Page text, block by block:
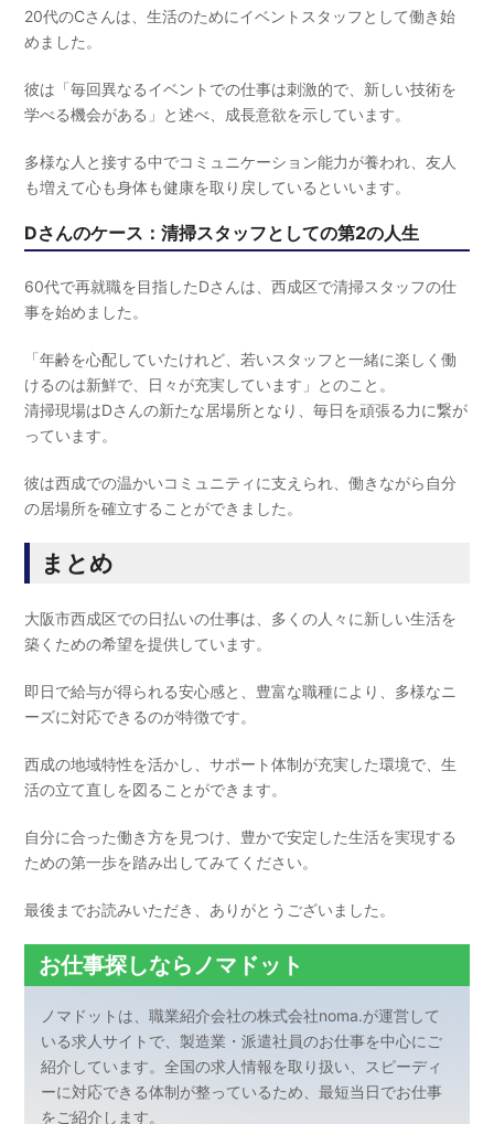
20代のCさんは、生活のためにイベントスタッフとして働き始
めました。
彼は「毎回異なるイベントでの仕事は刺激的で、新しい技術を
学べる機会がある」と述べ、成長意欲を示しています。
多様な人と接する中でコミュニケーション能力が養われ、友人
も増えて心も身体も健康を取り戻しているといいます。
Dさんのケース：清掃スタッフとしての第2の人生
60代で再就職を目指したDさんは、西成区で清掃スタッフの仕
事を始めました。
「年齢を心配していたけれど、若いスタッフと一緒に楽しく働
けるのは新鮮で、日々が充実しています」とのこと。
清掃現場はDさんの新たな居場所となり、毎日を頑張る力に繋が
っています。
彼は西成での温かいコミュニティに支えられ、働きながら自分
の居場所を確立することができました。
まとめ
大阪市西成区での日払いの仕事は、多くの人々に新しい生活を
築くための希望を提供しています。
即日で給与が得られる安心感と、豊富な職種により、多様なニ
ーズに対応できるのが特徴です。
西成の地域特性を活かし、サポート体制が充実した環境で、生
活の立て直しを図ることができます。
自分に合った働き方を見つけ、豊かで安定した生活を実現する
ための第一歩を踏み出してみてください。
最後までお読みいただき、ありがとうございました。
お仕事探しならノマドット
ノマドットは、職業紹介会社の株式会社noma.が運営して
いる求人サイトで、製造業・派遣社員のお仕事を中心にご
紹介しています。全国の求人情報を取り扱い、スピーディ
ーに対応できる体制が整っているため、最短当日でお仕事
をご紹介します。